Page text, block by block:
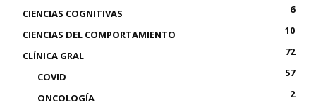
CIENCIAS COGNITIVAS
6
CIENCIAS DEL COMPORTAMIENTO
10
CLÍNICA GRAL
72
COVID
57
ONCOLOGÍA
2